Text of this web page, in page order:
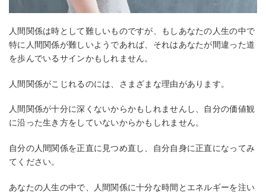
人間関係は時として難しいものですが、もしあなたの人生の中で
特に人間関係が難しいようであれば、それはあなたが間違った道
を歩んでいるサインかもしれません。
人間関係がこじれるのには、さまざまな理由があります。
人間関係が十分に深くないからかもしれませんし、自分の価値観
に沿った生き方をしていないからかもしれません。
自分の人間関係を正直に見つめ直し、自分自身に正直になってみ
てください。
あなたの人生の中で、人間関係に十分な時間とエネルギーを注い